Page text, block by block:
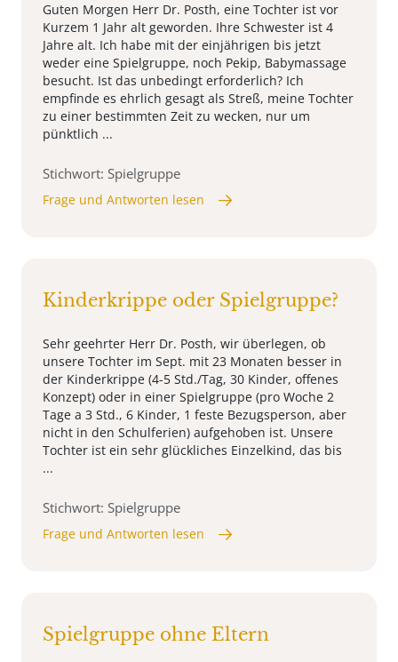
Guten Morgen Herr Dr. Posth, eine Tochter ist vor
Kurzem 1 Jahr alt geworden. Ihre Schwester ist 4
Jahre alt. Ich habe mit der einjährigen bis jetzt
weder eine Spielgruppe, noch Pekip, Babymassage
besucht. Ist das unbedingt erforderlich? Ich
empfinde es ehrlich gesagt als Streß, meine Tochter
zu einer bestimmten Zeit zu wecken, nur um
pünktlich ...
Stichwort: Spielgruppe
Frage und Antworten lesen
Kinderkrippe oder Spielgruppe?
Sehr geehrter Herr Dr. Posth, wir überlegen, ob
unsere Tochter im Sept. mit 23 Monaten besser in
der Kinderkrippe (4-5 Std./Tag, 30 Kinder, offenes
Konzept) oder in einer Spielgruppe (pro Woche 2
Tage a 3 Std., 6 Kinder, 1 feste Bezugsperson, aber
nicht in den Schulferien) aufgehoben ist. Unsere
Tochter ist ein sehr glückliches Einzelkind, das bis
...
Stichwort: Spielgruppe
Frage und Antworten lesen
Spielgruppe ohne Eltern